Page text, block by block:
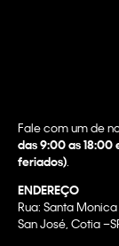
Fale com um de
das 9:00 as 18:00
feriados)
ENDEREÇO
Rua: Santa Monica
San José, Cotia